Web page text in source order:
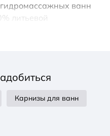
ванн
литьевой
немецкого
Карнизы для ванн